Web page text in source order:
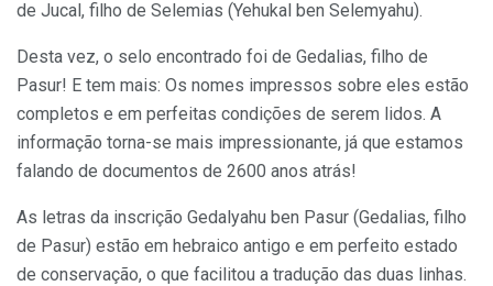
de Jucal, filho de Selemias (Yehukal ben Selemyahu).
Desta vez, o selo encontrado foi de Gedalias, filho de
Pasur! E tem mais: Os nomes impressos sobre eles estão
completos e em perfeitas condições de serem lidos. A
informação torna-se mais impressionante, já que estamos
falando de documentos de 2600 anos atrás!
As letras da inscrição Gedalyahu ben Pasur (Gedalias, filho
de Pasur) estão em hebraico antigo e em perfeito estado
de conservação, o que facilitou a tradução das duas linhas.